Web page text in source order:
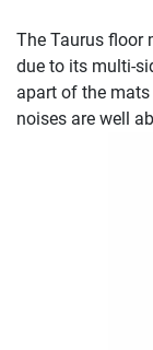
The Taurus floor
due to its multi-
apart of the
noises are well